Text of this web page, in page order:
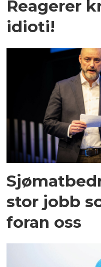
Reagerer
idioti!
stor jobb
foran oss